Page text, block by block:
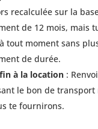
recalculée sur la
de 12 mois, mais
tout moment sans
de durée.
à la location:
le bon de transport
te fournirons.